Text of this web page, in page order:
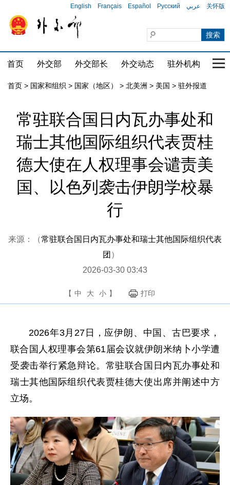
English Français Español Русский عربي 关怀版
首页 外交部 外交部长 外交动态 驻外机构 国
首页 > 国家和组织 > 国家（地区） > 北美洲 > 美国 > 驻外报道
常驻联合国日内瓦办事处和
瑞士其他国际组织代表贾桂
德大使在人权理事会谴责美
国、以色列袭击伊朗学校暴
行
来源：（常驻联合国日内瓦办事处和瑞士其他国际组织代表
团 ）
2026-03-30 03:43
【 中 大 小 】 打印
2026年3月27日，应伊朗、中国、古巴要求，
联合国人权理事会第61届会议就伊朗米纳卜小学遭
受袭击举行紧急辩论。常驻联合国日内瓦办事处和
瑞士其他国际组织代表贾桂德大使出席并阐述中方
立场。